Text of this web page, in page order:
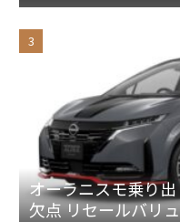
オーラニスモ乗り
欠点 リセールバリ